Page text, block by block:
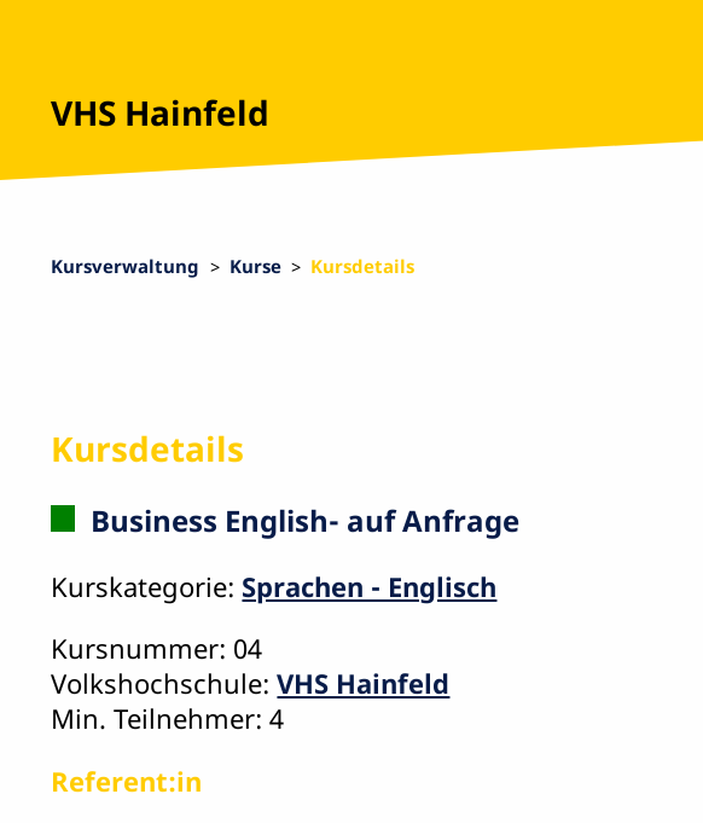
VHS Hainfeld
Kursverwaltung Kurse Kursdetails
Kursdetails
Business English- auf Anfrage
Kurskategorie: Sprachen - Englisch
Kursnummer: 04
Volkshochschule:VHS Hainfeld
Min. Teilnehmer: 4
Referent:in